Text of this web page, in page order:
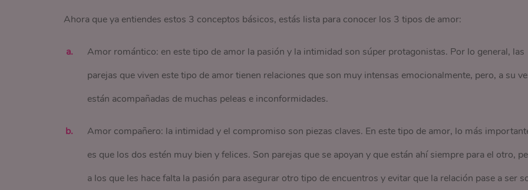
Ahora que ya entiendes estos 3 conceptos básicos, estás lista para conocer los 3 tipos de amor:
Amor romántico: en este tipo de amor la pasión y la intimidad son súper protagonistas. Por lo general, las
parejas que viven este tipo de amor tienen relaciones que son muy intensas emocionalmente, pero, a su
están acompañadas de muchas peleas e inconformidades.
Amor compañero: la intimidad y el compromiso son piezas claves. En este tipo de amor, lo más
es que los dos estén muy bien y felices. Son parejas que se apoyan y que están ahí siempre para el otro,
a los que les hace falta la pasión para asegurar otro tipo de encuentros y evitar que la relación pase a ser